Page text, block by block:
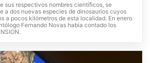
sus respectivos nombres científicos, se
a dos nuevas especies de dinosaurios cuyos
a pocos kilómetros de esta localidad. En enero
Fernando Novas había contado los